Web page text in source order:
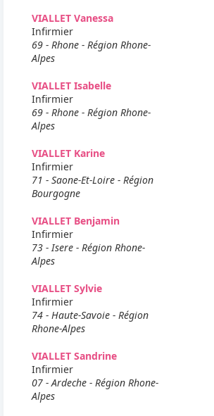
VIALLET Vanessa
Infirmier
69 - Rhone - Région Rhone-
Alpes
VIALLET Isabelle
Infirmier
69 - Rhone - Région Rhone-
Alpes
VIALLET Karine
Infirmier
71 - Saone-Et-Loire - Région
Bourgogne
VIALLET Benjamin
Infirmier
73 - Isere - Région Rhone-
Alpes
VIALLET Sylvie
Infirmier
74 - Haute-Savoie - Région
Rhone-Alpes
VIALLET Sandrine
Infirmier
07 - Ardeche - Région Rhone-
Alpes